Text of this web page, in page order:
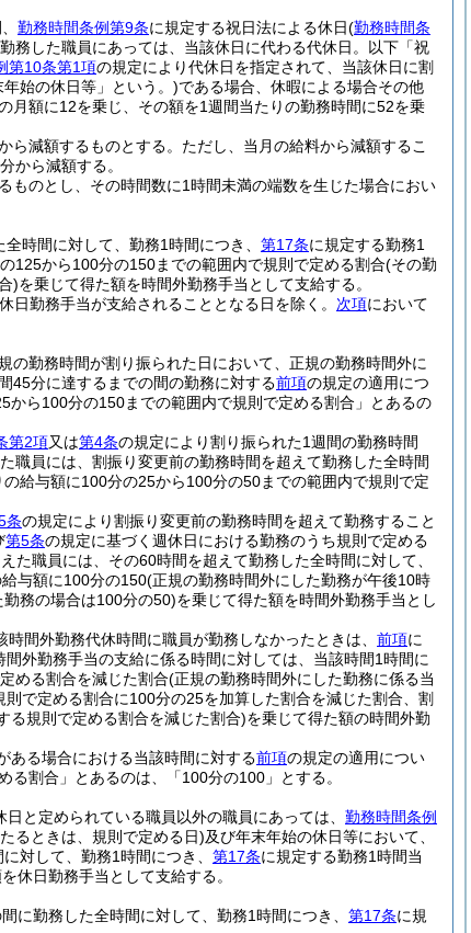
勤務時間条例第9条に規定する祝日法による休日(勤務時間条
務した職員にあっては、当該休日に代わる代休日。以下「祝
第10条第1項の規定により代休日を指定されて、当該休日に割
始の休日等」という。)である場合、休暇による場合その他
月額に12を乗じ、その額を1週間当たりの勤務時間に52を乗
減額するものとする。 ただし、当月の給料から減額するこ
から減額する。
ものとし、その時間数に1時間未満の端数を生じた場合におい
時間に対して、勤務1時間につき、 第17条に規定する勤務1
125から100分の150までの範囲内で規則で定める割合(その勤
)を乗じて得た額を時間外勤務手当として支給する。
勤務手当が支給されることとなる日を除く。 次項において
勤務時間が割り振られた日において、正規の勤務時間外に
45分に達するまでの間の勤務に対する前項の規定の適用につ
ら100分の150までの範囲内で規則で定める割合」とあるの
第2項又は第4条の規定により割り振られた1週間の勤務時間
職員には、割振り変更前の勤務時間を超えて勤務した全時間
給与額に100分の25から100分の50までの範囲内で規則で定
条の規定により割振り変更前の勤務時間を超えて勤務すること
第5条の規定に基づく週休日における勤務のうち規則で定める
た職員には、その60時間を超えて勤務した全時間に対して、
与額に100分の150(正規の勤務時間外にした勤務が午後10時
務の場合は100分の50)を乗じて得た額を時間外勤務手当とし
間外勤務代休時間に職員が勤務しなかったときは、 前項に
外勤務手当の支給に係る時間に対しては、当該時間1時間に
める割合を減じた割合(正規の勤務時間外にした勤務に係る当
則で定める割合に100分の25を加算した割合を減じた割合、割
る規則で定める割合を減じた割合)を乗じて得た額の時間外勤
ある場合における当該時間に対する前項の規定の適用につい
割合」とあるのは、「100分の100」とする。
と定められている職員以外の職員にあっては、 勤務時間条例
るときは、規則で定める日)及び年末年始の休日等において、
対して、勤務1時間につき、 第17条に規定する勤務1時間当
休日勤務手当として支給する。
に勤務した全時間に対して、勤務1時間につき、 第17条に規